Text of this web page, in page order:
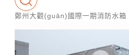
鄭州大觀(guān)國際一期消防水箱